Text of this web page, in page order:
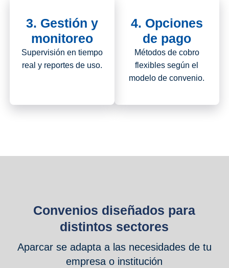
4. Opciones
de pago
Métodos de cobro
flexibles según el
modelo de convenio.
3. Gestión y
monitoreo
Supervisión en tiempo
real y reportes de uso.
Convenios diseñados para
distintos sectores
Aparcar se adapta a las necesidades de tu
empresa o institución